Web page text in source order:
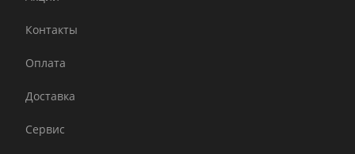
Контакты
Оплата
Доставка
Сервис